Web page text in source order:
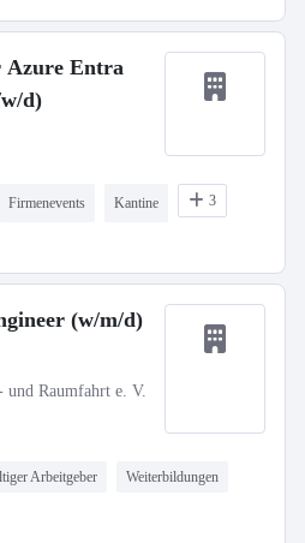
Azure Entra
d)
Firmenevents Kantine 3
(w/m/d)
Raumfahrt e. V.
Arbeitgeber Weiterbildungen